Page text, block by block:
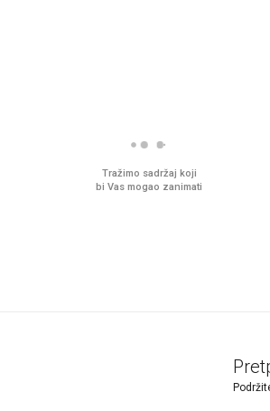
Tražimo sadržaj koji
bi Vas mogao zanimati